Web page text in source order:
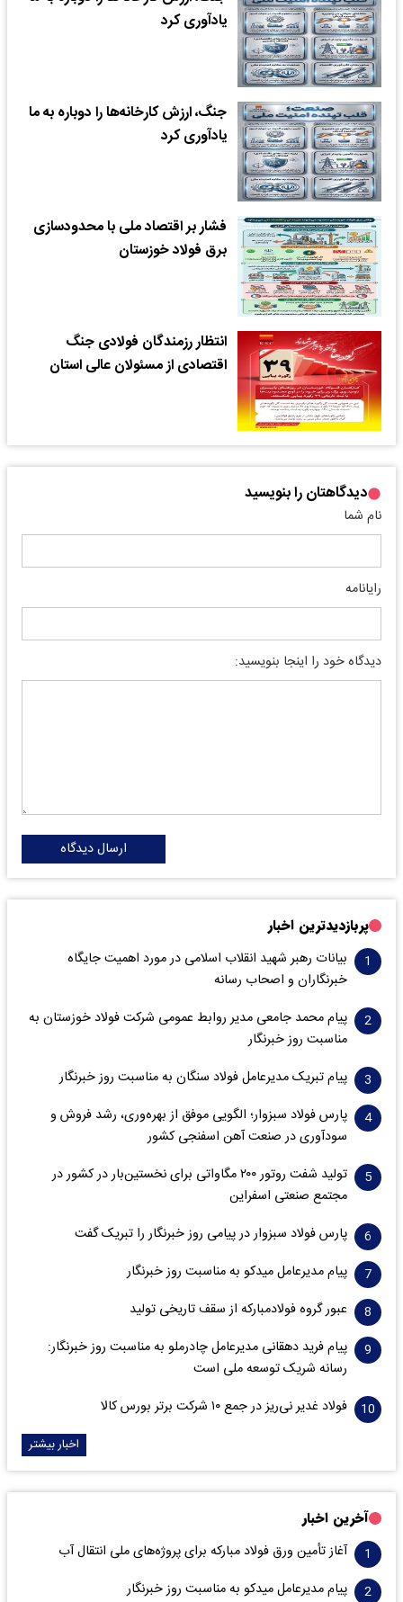
یادآوری کرد
جنگ، ارزش کارخانه‌ها را دوباره به ما
یادآوری کرد
فشار بر اقتصاد ملی با محدودسازی
برق فولاد خوزستان
انتظار رزمندگان فولادی جنگ
اقتصادی از مسئولان عالی استان
دیدگاهتان را بنویسید
نام شما
رایانامه
دیدگاه خود را اینجا بنویسید:
ارسال دیدگاه
پربازدیدترین اخبار
بیانات رهبر شهید انقلاب اسلامی در مورد اهمیت جایگاه
خبرنگاران و اصحاب رسانه
پیام محمد جامعی مدیر روابط عمومی شرکت فولاد خوزستان به
مناسبت روز خبرنگار
پیام تبریک مدیرعامل فولاد سنگان به مناسبت روز خبرنگار
پارس فولاد سبزوار؛ الگویی موفق از بهره‌وری، رشد فروش و
سود‌آوری در صنعت آهن اسفنجی کشور
تولید شفت روتور ۲۰۰ مگاواتی برای نخستین‌بار در کشور در
مجتمع صنعتی اسفراین
پارس فولاد سبزوار در پیامی روز خبرنگار را تبریک گفت
پیام مدیرعامل میدکو به مناسبت روز خبرنگار
عبور گروه فولادمبارکه از سقف تاریخی تولید
پیام فرید دهقانی مدیرعامل چادرملو به مناسبت روز خبرنگار:
رسانه شریک توسعه ملی است
فولاد غدیر نی‌ریز در جمع ۱۰ شرکت برتر بورس کالا
اخبار بیشتر
آخرین اخبار
آغاز تأمین ورق فولاد مبارکه برای پروژه‌های ملی انتقال آب
پیام مدیرعامل میدکو به مناسبت روز خبرنگار